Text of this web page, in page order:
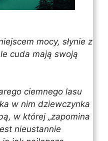
mocy, słynie z
cuda mają swoją
ciemnego lasu
w nim dziewczynka
w której „zapomina
nieustannie